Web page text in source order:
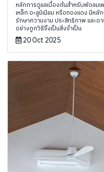
หลักการดูแลเบื้องต้นสำหรับพัดลมเพ
เหล็ก อะลูมิเนียม หรือทองแดง มีห
รักษาความงาม ประสิทธิภาพ และอ
อย่างถูกวิธีจึงเป็นสิ่งจำเป็น
20 Oct 2025